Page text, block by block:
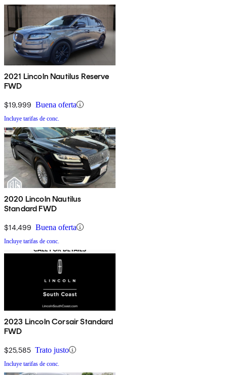
2021 Lincoln Nautilus Reserve
FWD
$19,999 Buena oferta
Incluye tarifas de conc.
2020 Lincoln Nautilus
Standard FWD
$14,499 Buena oferta
Incluye tarifas de conc.
2023 Lincoln Corsair Standard
FWD
$25,585 Trato justo
Incluye tarifas de conc.